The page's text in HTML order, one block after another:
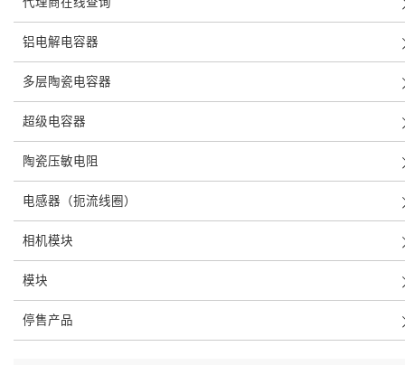
铝电解电容器
多层陶瓷电容器
超级电容器
陶瓷压敏电阻
电感器（扼流线圈）
相机模块
模块
停售产品